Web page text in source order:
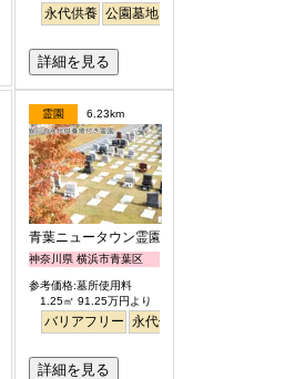
永代供養 公園墓地
詳細を見る
駅から徒歩 明るい
霊園 6.23km
青葉ニュータウン霊園
神奈川県 横浜市青葉区
参考価格:墓所使用料
1.25㎡ 91.25万円より
バリアフリー 永代供養
詳細を見る